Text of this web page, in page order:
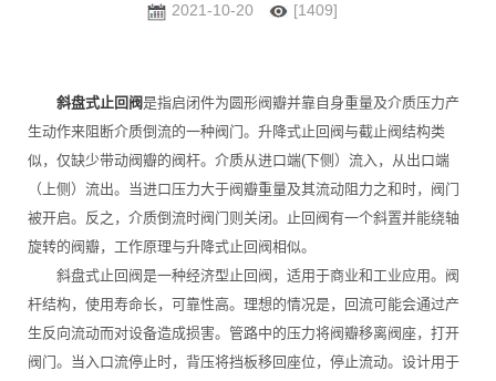
2021-10-20 [1409]
斜盘式止回阀是指启闭件为圆形阀瓣并靠自身重量及介质压力产
生动作来阻断介质倒流的一种阀门。升降式止回阀与截止阀结构类
似，仅缺少带动阀瓣的阀杆。介质从进口端(下侧）流入，从出口端
（上侧）流出。当进口压力大于阀瓣重量及其流动阻力之和时，阀门
被开启。反之，介质倒流时阀门则关闭。止回阀有一个斜置并能绕轴
旋转的阀瓣，工作原理与升降式止回阀相似。
斜盘式止回阀是一种经济型止回阀，适用于商业和工业应用。阀
杆结构，使用寿命长，可靠性高。理想的情况是，回流可能会通过产
生反向流动而对设备造成损害。管路中的压力将阀瓣移离阀座，打开
阀门。当入口流停止时，背压将挡板移回座位，停止流动。设计用于